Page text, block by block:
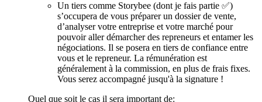
Un tiers comme Storybee (dont je fais partie ✅)
s’occupera de vous préparer un dossier de vente,
d’analyser votre entreprise et votre marché pour
pouvoir aller démarcher des repreneurs et entamer les
négociations. Il se posera en tiers de confiance entre
vous et le repreneur. La rémunération est
généralement à la commission, en plus de frais fixes.
Vous serez accompagné jusqu'à la signature !
Quel que soit le cas il sera important de: